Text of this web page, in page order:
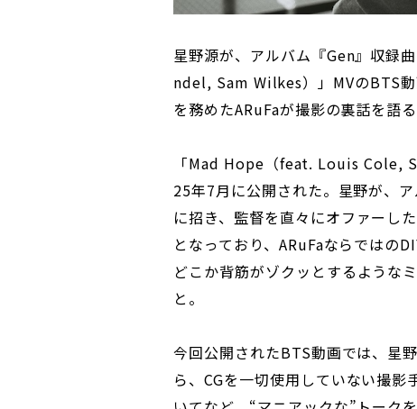
星野源が、アルバム『Gen』収
ndel, Sam Wilkes）」MVのBTS
を務めたARuFaが撮影の裏話を語
「Mad Hope（feat. Louis Cole,
25年7月に公開された。星野が、
に招き、監督を直々にオファーし
となっており、ARuFaならではの
どこか背筋がゾクッとするような
と。
今回公開されたBTS動画では、星
ら、CGを一切使用していない撮